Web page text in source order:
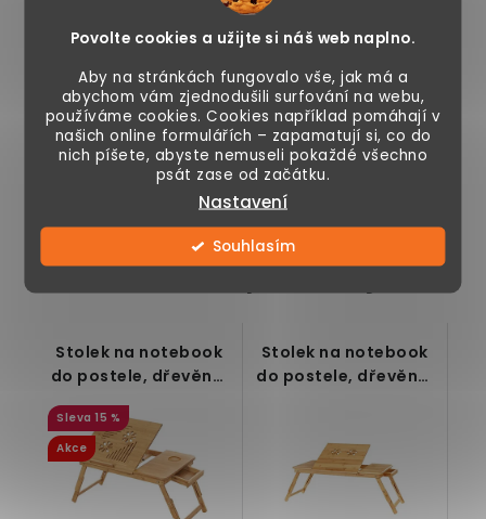
Povolte cookies a užijte si náš web naplno.
Aby na stránkách fungovalo vše, jak má a
abychom vám zjednodušili surfování na webu,
používáme cookies. Cookies například pomáhají v
našich online formulářích – zapamatují si, co do
nich píšete, abyste nemuseli pokaždé všechno
psát zase od začátku.
Nastavení
Souhlasím
Elegantní
rozkládací pohovka
od HOMCOM,
sezení pro 3 osoby,
nastavitelné...
Rozložitelná
pohovka Homcom
2v1 - křeslo nebo
lůžko, opěradlo
nastavitelné ve...
Podobné produkty
Stolek na notebook
do postele, dřevěný,
skládací, šířka 55 cm
15 %
Akce
Stolek na notebook
do postele, dřevěný,